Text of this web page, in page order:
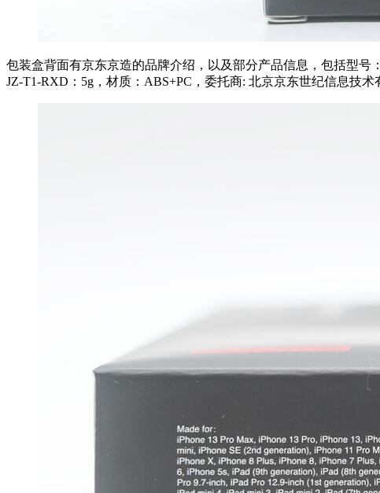
包装盒背面有京东京造的品牌介绍，以及部分产品信息，包括型号
JZ-T1-RXD：5g，材质：ABS+PC，委托商: 北京京东世纪信息技